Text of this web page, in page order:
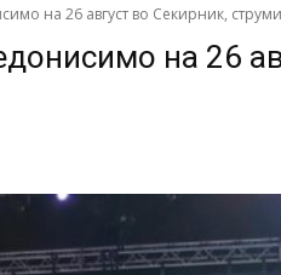
на 26 август во Секирник,
на 26